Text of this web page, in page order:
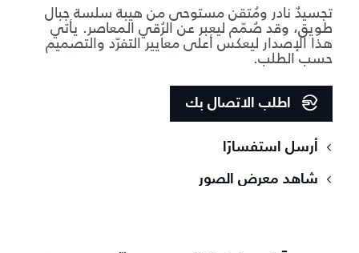
تجسيدٌ نادر ومُتقن مستوحى من هيبة سلسة جبال
طويق، وقد صُمّم ليعبر عن الرُقي المعاصر. يأتي
هذا الإصدار ليعكس أعلى معايير التفرّد والتصميم
حسب الطلب.
اطلب الاتصال بك
أرسل استفسارًا
شاهد معرض الصور